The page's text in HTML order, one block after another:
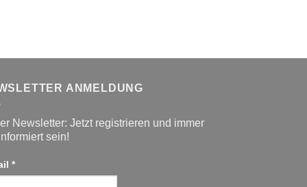
ANMELDUNG
Newsletter: Jetzt registrieren und immer
sein!
*